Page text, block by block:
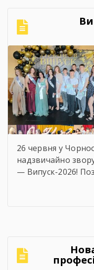
26 червня у
надзвичайно
— Випуск-2026!
професійних
міцним
традицією, […]